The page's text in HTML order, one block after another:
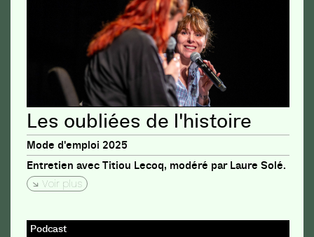
Les oubliées de l'histoire
Mode d'emploi 2025
Entretien avec Titiou Lecoq, modéré par Laure Solé.
Voir plus
Podcast